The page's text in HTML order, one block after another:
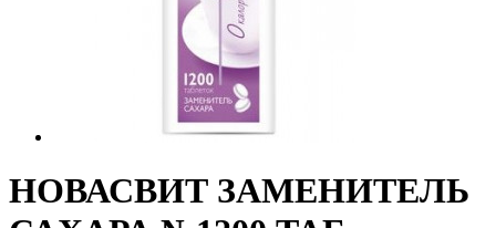
НОВАСВИТ ЗАМЕНИТЕЛЬ